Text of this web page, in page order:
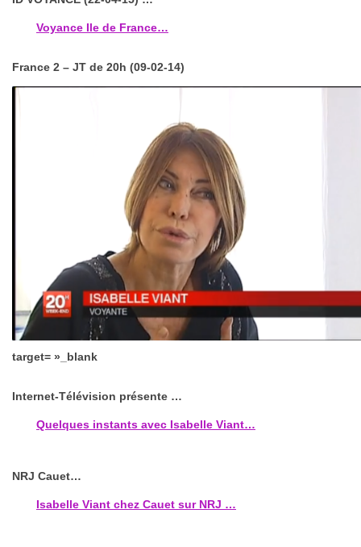
Voyance Ile de France…
France 2 – JT de 20h (09-02-14)
target= »_blank
Internet-Télévision présente …
Quelques instants avec Isabelle Viant…
NRJ Cauet…
Isabelle Viant chez Cauet sur NRJ …